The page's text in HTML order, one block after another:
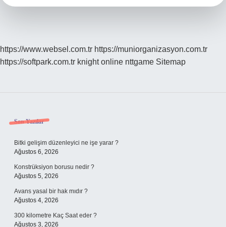
https://www.websel.com.tr https://muniorganizasyon.com.tr
https://softpark.com.tr knight online nttgame Sitemap
Sidebar
Son Yazılar
Bitki gelişim düzenleyici ne işe yarar ?
Ağustos 6, 2026
Konstrüksiyon borusu nedir ?
Ağustos 5, 2026
Avans yasal bir hak mıdır ?
Ağustos 4, 2026
300 kilometre Kaç Saat eder ?
Ağustos 3, 2026